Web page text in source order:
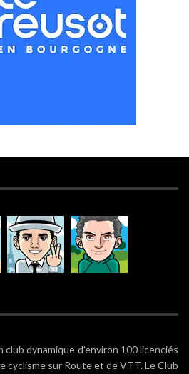
club dynamique d'environ 100 licenciés
cyclisme sur Route et de VTT. Le Club